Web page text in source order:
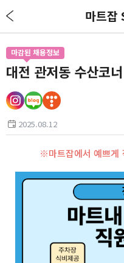
마트잡
대전 관저동 수산코
마감된 채용정보
2025.08.12
※마트잡에서 예쁘게